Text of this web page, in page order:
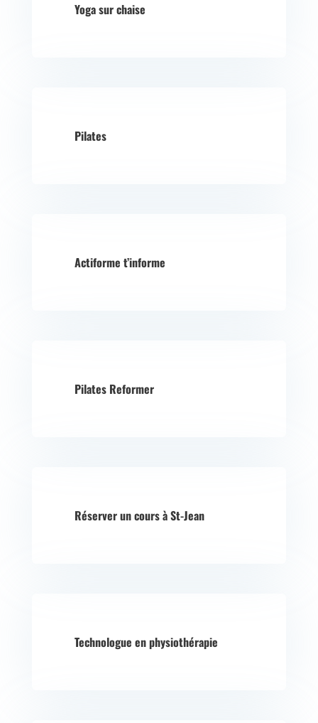
Yoga sur chaise
Pilates
Actiforme t’informe
Pilates Reformer
Réserver un cours à St-Jean
Technologue en physiothérapie